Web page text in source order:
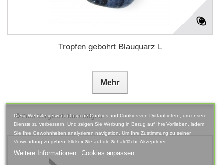
Tropfen gebohrt Blauquarz L
Mehr
Zum Vergleich hinzufügen
Diese Website verwendet eigene Cookies und Cookies von Drittanbietern, um unsere
Dienste zu verbessern. Und zeigen Sie Werbung in Bezug auf Ihre Vorlieben, indem
Sie Ihre Gewohnheiten analysieren navigation. Um Ihre Zustimmung zu seiner
Verwendung zu geben, klicken Sie auf die Schaltfläche Akzeptieren.
Weitere Informationen Cookies anpassen